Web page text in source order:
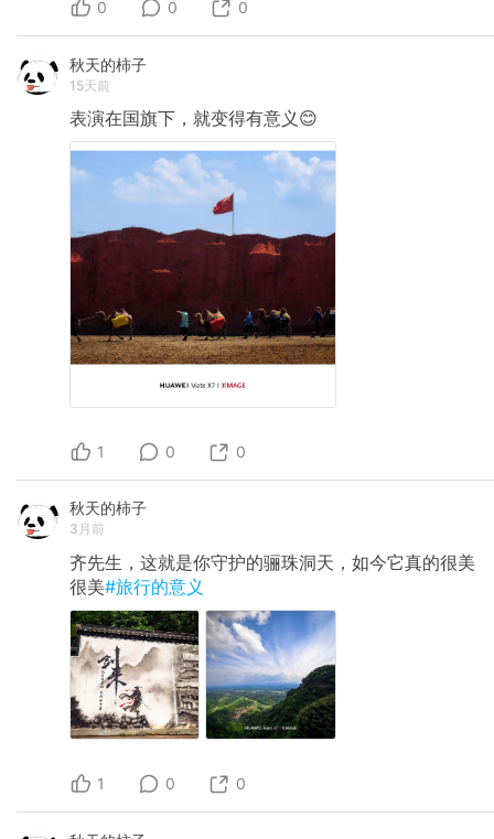
0 0 0
秋天的柿子
15天前
表演在国旗下，就变得有意义😊
1 0 0
秋天的柿子
3月前
齐先生，这就是你守护的骊珠洞天，如今它真的很美
很美#旅行的意义
1 0 0